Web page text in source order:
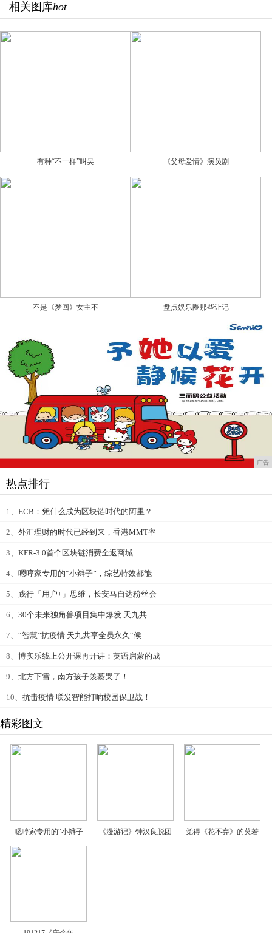
相关图库hot
有种“不一样”叫吴 《父母爱情》演员剧
不是《梦回》女主不 盘点娱乐圈那些让记
广告
热点排行
1、 ECB：凭什么成为区块链时代的阿里？
2、 外汇理财的时代已经到来，香港MMT率
3、 KFR-3.0首个区块链消费全返商城
4、 嗯哼家专用的“小辫子”，综艺特效都能
5、 践行「用户+」思维，长安马自达粉丝会
6、 30个未来独角兽项目集中爆发 天九共
7、 “智慧”抗疫情 天九共享全员永久“候
8、 博实乐线上公开课再开讲：英语启蒙的成
9、 北方下雪，南方孩子羡慕哭了！
10、 抗击疫情 联发智能打响校园保卫战！
精彩图文
嗯哼家专用的“小辫子 《漫游记》钟汉良脱团 觉得《花不弃》的莫若